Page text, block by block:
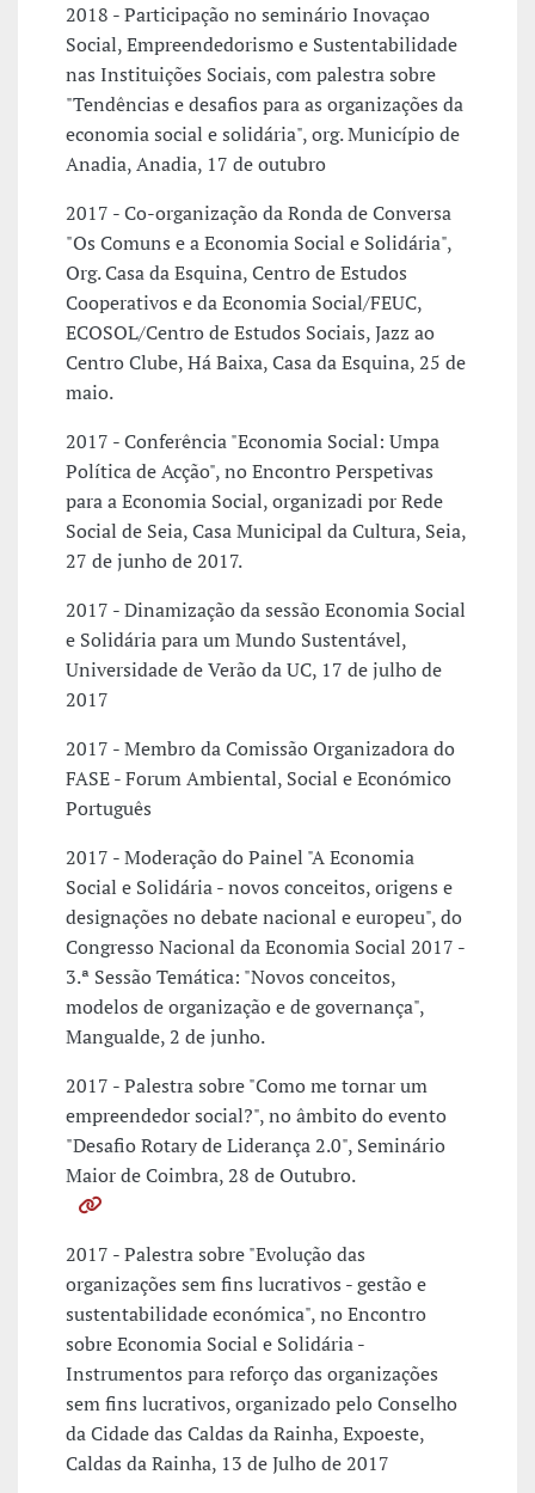
2018 - Participação no seminário Inovaçao
Social, Empreendedorismo e Sustentabilidade
nas Instituições Sociais, com palestra sobre
"Tendências e desafios para as organizações da
economia social e solidária", org. Município de
Anadia, Anadia, 17 de outubro
2017 - Co-organização da Ronda de Conversa
"Os Comuns e a Economia Social e Solidária",
Org. Casa da Esquina, Centro de Estudos
Cooperativos e da Economia Social/FEUC,
ECOSOL/Centro de Estudos Sociais, Jazz ao
Centro Clube, Há Baixa, Casa da Esquina, 25 de
maio.
2017 - Conferência "Economia Social: Umpa
Política de Acção", no Encontro Perspetivas
para a Economia Social, organizadi por Rede
Social de Seia, Casa Municipal da Cultura, Seia,
27 de junho de 2017.
2017 - Dinamização da sessão Economia Social
e Solidária para um Mundo Sustentável,
Universidade de Verão da UC, 17 de julho de
2017
2017 - Membro da Comissão Organizadora do
FASE - Forum Ambiental, Social e Económico
Português
2017 - Moderação do Painel "A Economia
Social e Solidária - novos conceitos, origens e
designações no debate nacional e europeu", do
Congresso Nacional da Economia Social 2017 -
3.ª Sessão Temática: "Novos conceitos,
modelos de organização e de governança",
Mangualde, 2 de junho.
2017 - Palestra sobre "Como me tornar um
empreendedor social?", no âmbito do evento
"Desafio Rotary de Liderança 2.0", Seminário
Maior de Coimbra, 28 de Outubro.
2017 - Palestra sobre "Evolução das
organizações sem fins lucrativos - gestão e
sustentabilidade económica", no Encontro
sobre Economia Social e Solidária -
Instrumentos para reforço das organizações
sem fins lucrativos, organizado pelo Conselho
da Cidade das Caldas da Rainha, Expoeste,
Caldas da Rainha, 13 de Julho de 2017